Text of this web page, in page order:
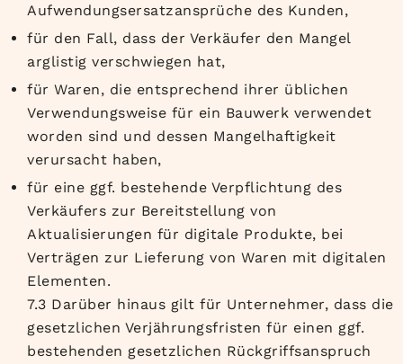
Aufwendungsersatzansprüche des Kunden,
für den Fall, dass der Verkäufer den Mangel
arglistig verschwiegen hat,
für Waren, die entsprechend ihrer üblichen
Verwendungsweise für ein Bauwerk verwendet
worden sind und dessen Mangelhaftigkeit
verursacht haben,
für eine ggf. bestehende Verpflichtung des
Verkäufers zur Bereitstellung von
Aktualisierungen für digitale Produkte, bei
Verträgen zur Lieferung von Waren mit digitalen
Elementen.
7.3 Darüber hinaus gilt für Unternehmer, dass die
gesetzlichen Verjährungsfristen für einen ggf.
bestehenden gesetzlichen Rückgriffsanspruch